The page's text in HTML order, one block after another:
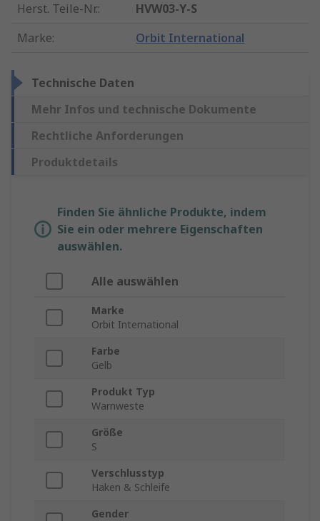
Herst. Teile-Nr.:
HVW03-Y-S
Marke: Orbit International
Technische Daten
Mehr Infos und technische Dokumente
Rechtliche Anforderungen
Produktdetails
Finden Sie ähnliche Produkte, indem
Sie ein oder mehrere Eigenschaften
auswählen.
Alle auswählen
Marke
Orbit International
Farbe
Gelb
Produkt Typ
Warnweste
Größe
S
Verschlusstyp
Haken & Schleife
Gender